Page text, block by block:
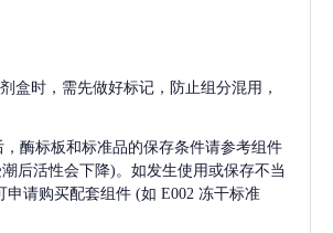
盒时，需先做好标记，防止组分混用，
酶标板和标准品的保存条件请参考组件
后活性会下降)。如发生使用或保存不当
申请购买配套组件 (如 E002 冻干标准